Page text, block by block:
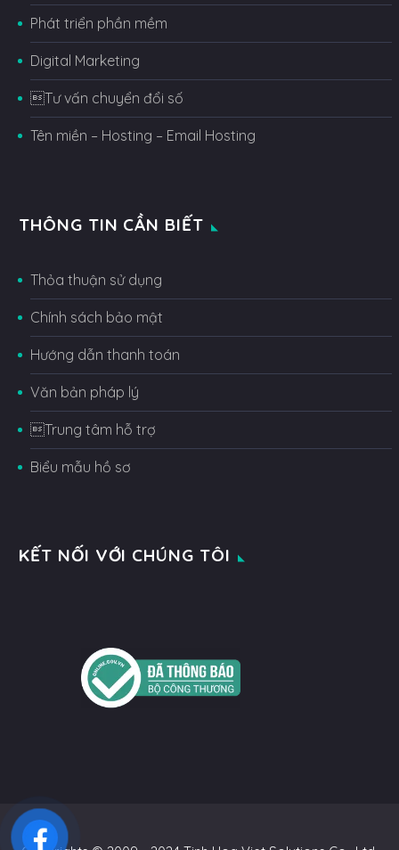
Phát triển phần mềm
Digital Marketing
Tư vấn chuyển đổi số
Tên miền – Hosting – Email Hosting
THÔNG TIN CẦN BIẾT
Thỏa thuận sử dụng
Chính sách bảo mật
Hướng dẫn thanh toán
Văn bản pháp lý
Trung tâm hỗ trợ
Biểu mẫu hồ sơ
KẾT NỐI VỚI CHÚNG TÔI